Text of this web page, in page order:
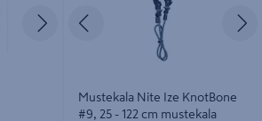
Seuraava
Mustekala Nite Ize KnotBone
#9, 25 - 122 cm mustekala